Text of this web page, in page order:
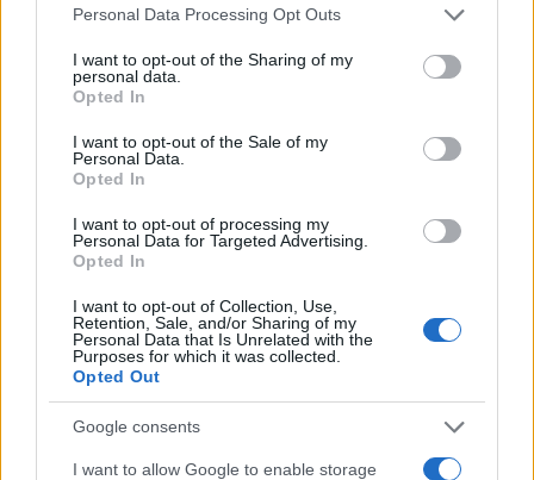
Please note that this website/app uses one or more Google
not limited to your visit or usage behaviour. You may click to
grant or deny consent to Google and its third-party tags to
use your data for below specified purposes in below Google
consent section.
Personal Data Processing Opt Outs
I want to opt-out of the Sharing of my
personal data.
Opted In
I want to opt-out of the Sale of my
Personal Data.
Opted In
I want to opt-out of processing my
Personal Data for Targeted Advertising.
Opted In
I want to opt-out of Collection, Use,
Retention, Sale, and/or Sharing of my
Personal Data that Is Unrelated with the
Purposes for which it was collected.
Opted Out
Google consents
I want to allow Google to enable storage
nudgesemplici: default vegetariani, mappe mobilità
in evidenza, sconti legati a scelte a basso impatto.
Integrare QR code per policy e KPI live, dirette sulla
gestione rifiuti, pubblicazione del bilancio
ambientale entro 30 giorni. Evitare
greenwashingdichiarazioni precise, limiti
feedback con sondaggi e premi simbolici per team
e stand virtuosi.
KPI: % opt-in default sostenibili; tasso di lettura
QR/pagine policy; n. feedback raccolti;